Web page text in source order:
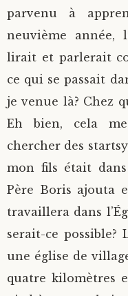
parvenu à
neuvième année,
lirait et parlerait
ce qui se passait
je venue là? Chez
Eh bien, cela
chercher des
mon fils était
Père Boris ajouta
travaillera dans
serait-ce possible?
une église de
quatre kilomètres